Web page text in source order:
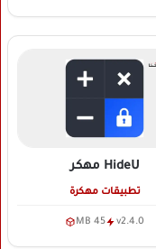
HideU مهكر
تطبيقات مهكرة
v2.4.0
45 MB